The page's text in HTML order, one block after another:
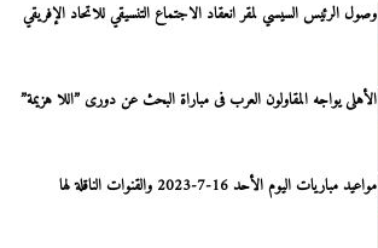
وصول الرئيس السيسي لمقر انعقاد الاجتماع التنسيقي للاتحاد الإفريقي
الأهلى يواجه المقاولون العرب فى مباراة البحث عن دورى ”اللا هزيمة”
مواعيد مباريات اليوم الأحد 16-7-2023 والقنوات الناقلة لها